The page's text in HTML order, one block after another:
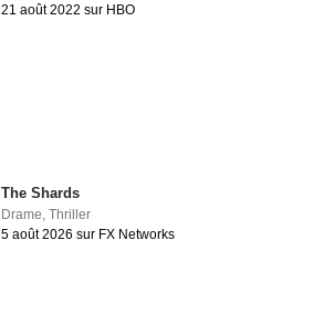
21 août 2022 sur HBO
The Shards
Drame,Thriller
5 août 2026 sur FX Networks